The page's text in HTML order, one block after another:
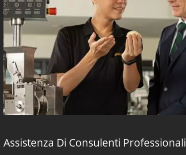
Assistenza Di Consulenti Professionali